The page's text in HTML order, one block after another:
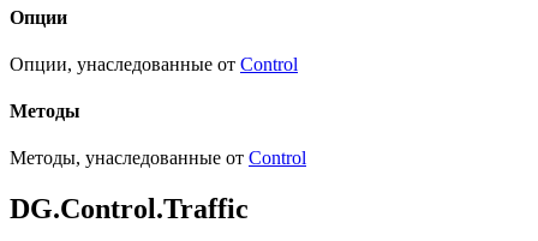
Опции
Опции, унаследованные от Control
Методы
Методы, унаследованные от Control
DG.Control.Traffic